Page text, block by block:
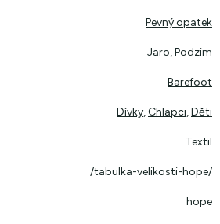
Pevný opatek
Jaro, Podzim
Barefoot
Dívky,Chlapci,Děti
Textil
/tabulka-velikosti-hope/
hope